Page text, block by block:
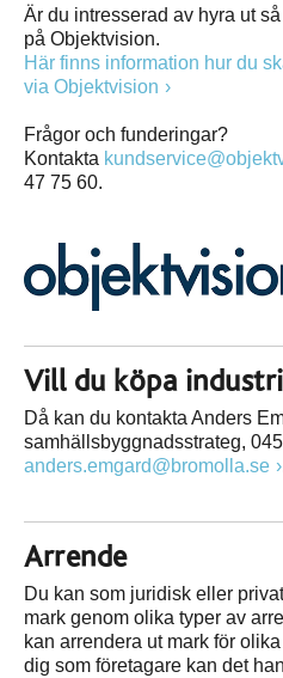
Är du intresserad av hyra ut
på Objektvision.
Här finns information hur du
via Objektvision
Frågor och funderingar?
Kontakta
47 75 60.
Vill du köpa
Då kan du kontakta Anders
samhällsbyggnadsstrateg,
anders.emgard@bromolla.se
Arrende
Du kan som juridisk eller
mark genom olika typer av
kan arrendera ut mark för
dig som företagare kan det